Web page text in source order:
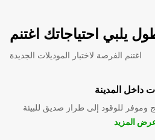
يلبي احتياجاتك اغتنم
اغتنم الفرصة لاختبار الموديلات الجديدة
داخل المدينة
للوقود إلى طراز صديق للبيئة
المزيد